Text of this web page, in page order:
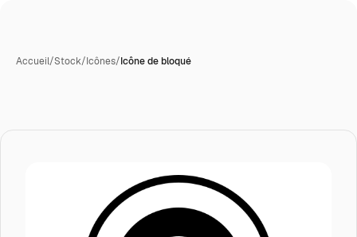
Accueil/Stock/Icônes/Icône de bloqué